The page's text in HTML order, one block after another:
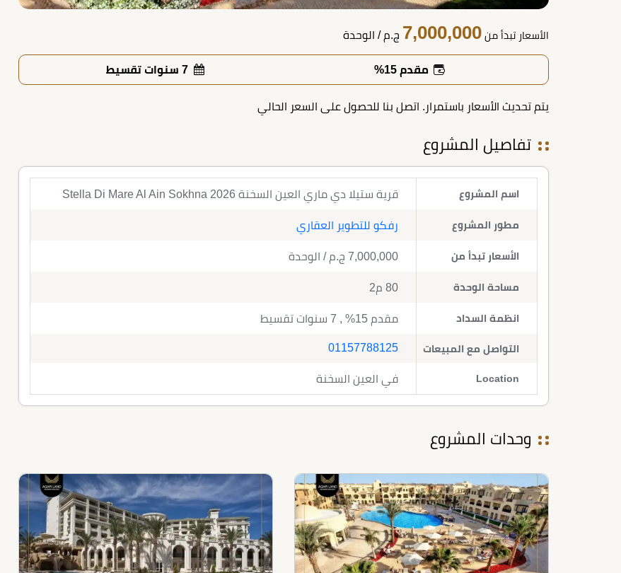
الأسعار تبدأ من 7,000,000 ج.م / الوحدة
مقدم 15%
يتم تحديث الأسعار باستمرار. اتصل بنا للحصول على السعر الحالي
تفاصيل المشروع
اسم المشروع قرية ستيلا دي ماري العين السخنة 2026 Stella Di Mare Al Ain Sokhna
مطور المشروع رفكو للتطوير العقاري
الأسعار تبدأ من 7,000,000 ج.م / الوحدة
مساحة الوحدة 80 م2
انظمة السداد مقدم 15% , 7 سنوات تقسيط
التواصل مع المبيعات 01157788125
Location في العين السخنة
وحدات المشروع